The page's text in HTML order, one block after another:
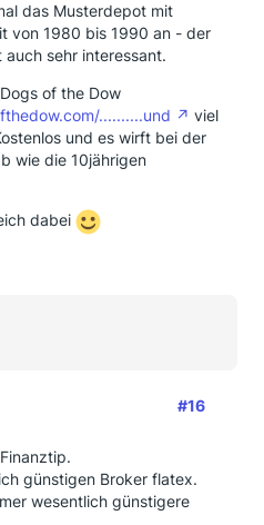
das Musterdepot mit
von 1980 bis 1990 an - der
sehr interessant.
of the Dow
..........und
viel
und es wirft bei der
wie die 10jährigen
dabei
#16
günstigen Broker flatex.
wesentlich günstigere